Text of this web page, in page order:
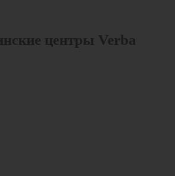
центры Verba